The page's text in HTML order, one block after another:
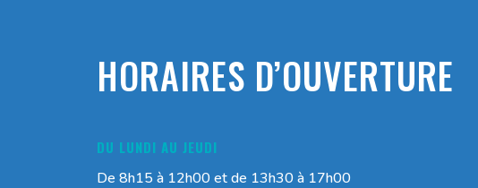
HORAIRES D’OUVERTURE
DU LUNDI AU JEUDI
De 8h15 à 12h00 et de 13h30 à 17h00